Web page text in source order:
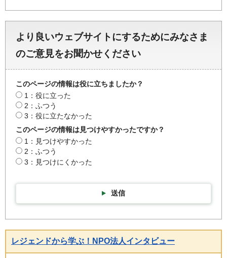
より良いウェブサイトにするためにみなさま
のご意見をお聞かせください
このページの情報は役に立ちましたか？
1：役に立った
2：ふつう
3：役に立たなかった
このページの情報は見つけやすかったですか？
1：見つけやすかった
2：ふつう
3：見つけにくかった
送信
レジェンドから学ぶ！NPO法人インタビュー